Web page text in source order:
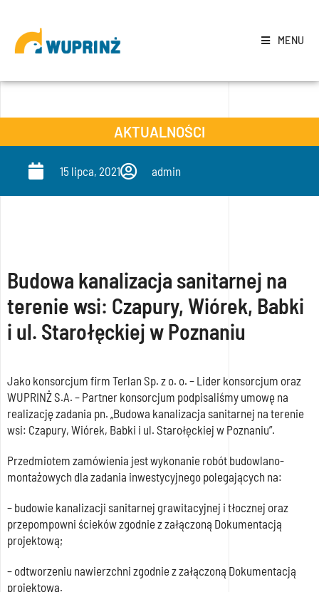
MENU
AKTUALNOŚCI
15 lipca, 2021 admin
Budowa kanalizacja sanitarnej na
terenie wsi: Czapury, Wiórek, Babki
i ul. Starołęckiej w Poznaniu
Jako konsorcjum firm Terlan Sp. z o. o. – Lider konsorcjum oraz
WUPRINŻ S.A. – Partner konsorcjum podpisaliśmy umowę na
realizację zadania pn. „Budowa kanalizacja sanitarnej na terenie
wsi: Czapury, Wiórek, Babki i ul. Starołęckiej w Poznaniu”.
Przedmiotem zamówienia jest wykonanie robót budowlano-
montażowych dla zadania inwestycyjnego polegających na:
– budowie kanalizacji sanitarnej grawitacyjnej i tłocznej oraz
przepompowni ścieków zgodnie z załączoną Dokumentacją
projektową;
– odtworzeniu nawierzchni zgodnie z załączoną Dokumentacją
projektową.